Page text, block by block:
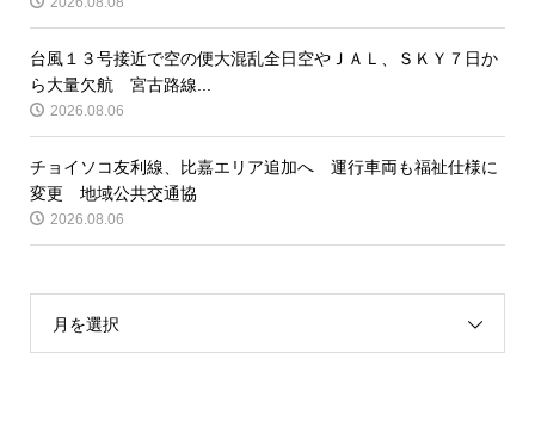
台風１３号接近で空の便大混乱全日空やＪＡＬ、ＳＫＹ７日か
ら大量欠航 宮古路線...
2026.08.06
チョイソコ友利線、比嘉エリア追加へ 運行車両も福祉仕様に
変更 地域公共交通協
2026.08.06
月を選択